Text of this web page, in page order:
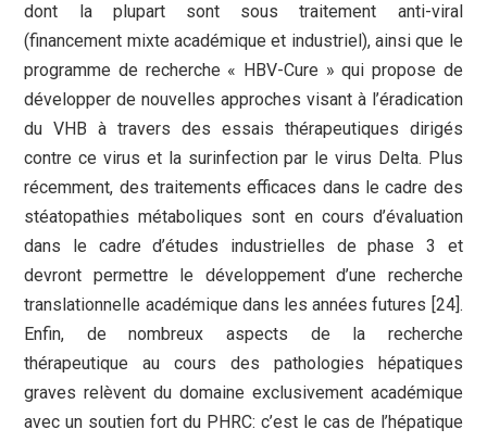
dont la plupart sont sous traitement anti-viral
(financement mixte académique et industriel), ainsi que le
programme de recherche « HBV-Cure » qui propose de
développer de nouvelles approches visant à l’éradication
du VHB à travers des essais thérapeutiques dirigés
contre ce virus et la surinfection par le virus Delta. Plus
récemment, des traitements efficaces dans le cadre des
stéatopathies métaboliques sont en cours d’évaluation
dans le cadre d’études industrielles de phase 3 et
devront permettre le développement d’une recherche
translationnelle académique dans les années futures [24].
Enfin, de nombreux aspects de la recherche
thérapeutique au cours des pathologies hépatiques
graves relèvent du domaine exclusivement académique
avec un soutien fort du PHRC: c’est le cas de l’hépatique